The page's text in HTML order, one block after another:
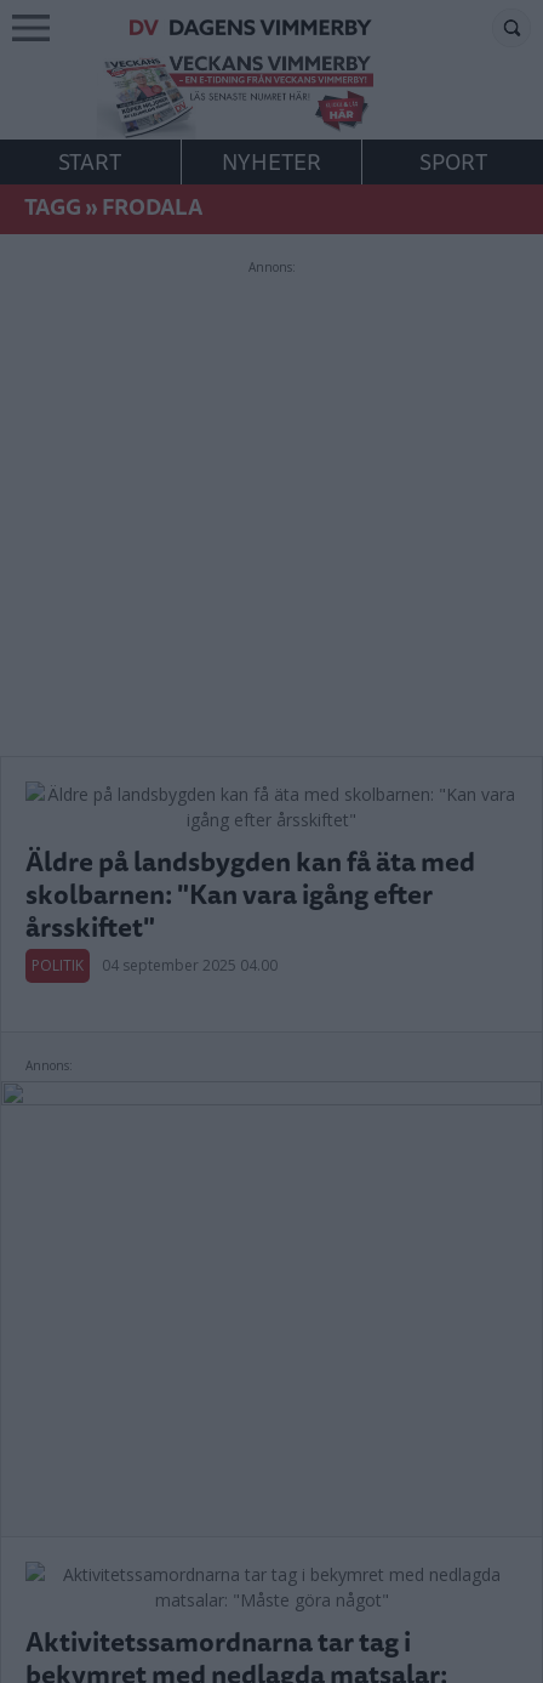
START NYHETER
SPORT
TAGG»FRODALA
Annons:
Äldre på landsbygden kan få äta med
skolbarnen: "Kan vara igång efter
årsskiftet"
POLITIK 04 september 2025 04.00
Annons:
Aktivitetssamordnarna tar tag i
bekymret med nedlagda matsalar: